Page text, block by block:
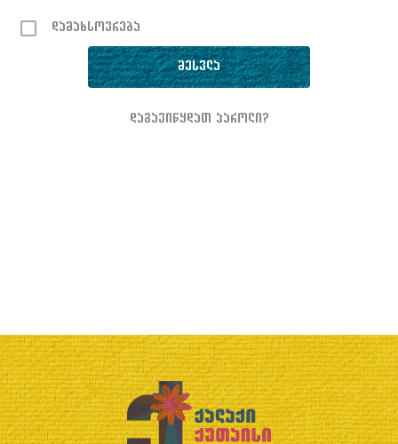
დამახსოვრება
დაგავიწყდათ პაროლი?